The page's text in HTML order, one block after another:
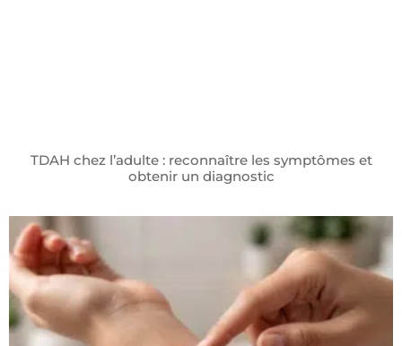
TDAH chez l’adulte : reconnaître les symptômes et
obtenir un diagnostic